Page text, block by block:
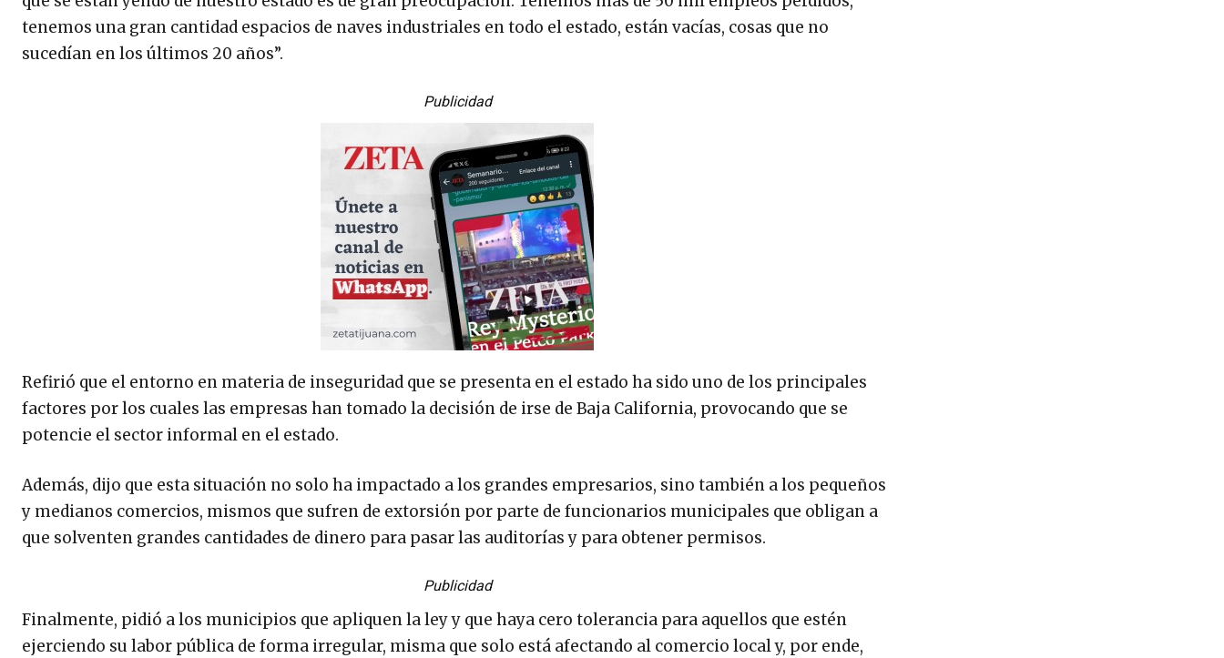
tenemos una gran cantidad espacios de naves industriales en todo el estado, están vacías, cosas que no
sucedían en los últimos 20 años”.
Publicidad
Refirió que el entorno en materia de inseguridad que se presenta en el estado ha sido uno de los principales
factores por los cuales las empresas han tomado la decisión de irse de Baja California, provocando que se
potencie el sector informal en el estado.
Además, dijo que esta situación no solo ha impactado a los grandes empresarios, sino también a los pequeños
y medianos comercios, mismos que sufren de extorsión por parte de funcionarios municipales que obligan a
que solventen grandes cantidades de dinero para pasar las auditorías y para obtener permisos.
Publicidad
Finalmente, pidió a los municipios que apliquen la ley y que haya cero tolerancia para aquellos que estén
ejerciendo su labor pública de forma irregular, misma que solo está afectando al comercio local y, por ende,